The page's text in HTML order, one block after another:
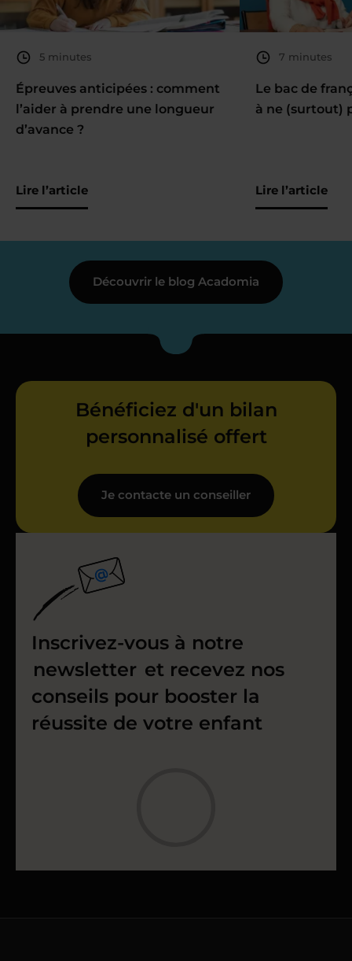
5 minutes
Épreuves anticipées : comment
l’aider à prendre une longueur
d’avance ?
Lire l’article
7 minutes
Le bac de
à ne (surtout)
Lire l’article
Découvrir le blog Acadomia
Bénéficiez d'un bilan
personnalisé offert
Je contacte un conseiller
Inscrivez-vous à notre
newsletter et recevez nos
conseils pour booster la
réussite de votre enfant